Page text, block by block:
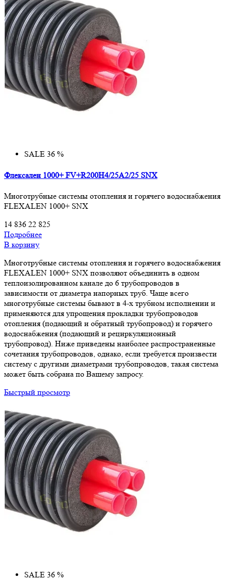
SALE 36 %
Флексален 1000+ FV+R200H4/25A2/25 SNX
Многотрубные системы отопления и горячего водоснабжения
FLEXALEN 1000+ SNX
14 836 22 825
Подробнее
В корзину
Многотрубные системы отопления и горячего водоснабжения
FLEXALEN 1000+ SNX позволяют объединить в одном
теплоизолированном канале до 6 трубопроводов в
зависимости от диаметра напорных труб. Чаще всего
многотрубные системы бывают в 4-х трубном исполнении и
применяются для упрощения прокладки трубопроводов
отопления (подающий и обратный трубопровод) и горячего
водоснабжения (подающий и рециркуляционный
трубопровод). Ниже приведены наиболее распространенные
сочетания трубопроводов, однако, если требуется произвести
систему с другими диаметрами трубопроводов, такая система
может быть собрана по Вашему запросу.
Быстрый просмотр
SALE 36 %